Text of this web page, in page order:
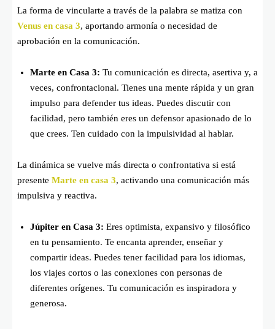
La forma de vincularte a través de la palabra se matiza con
Venus en casa 3, aportando armonía o necesidad de
aprobación en la comunicación.
Marte en Casa 3: Tu comunicación es directa, asertiva y, a
veces, confrontacional. Tienes una mente rápida y un gran
impulso para defender tus ideas. Puedes discutir con
facilidad, pero también eres un defensor apasionado de lo
que crees. Ten cuidado con la impulsividad al hablar.
La dinámica se vuelve más directa o confrontativa si está
presente Marte en casa 3, activando una comunicación más
impulsiva y reactiva.
Júpiter en Casa 3: Eres optimista, expansivo y filosófico
en tu pensamiento. Te encanta aprender, enseñar y
compartir ideas. Puedes tener facilidad para los idiomas,
los viajes cortos o las conexiones con personas de
diferentes orígenes. Tu comunicación es inspiradora y
generosa.